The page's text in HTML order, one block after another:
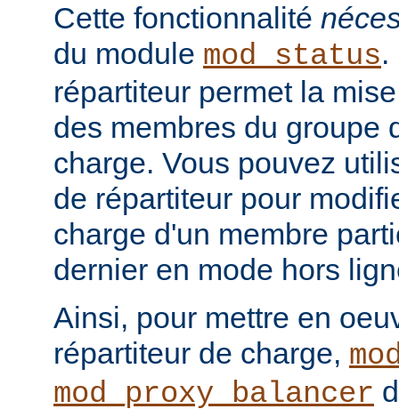
Cette fonctionnalité
du module mod_status.
répartiteur permet la
des membres du groupe
charge. Vous pouvez
de répartiteur pour
charge d'un membre
dernier en mode hors
Ainsi, pour mettre en
répartiteur de charge,
mod_proxy_balancer